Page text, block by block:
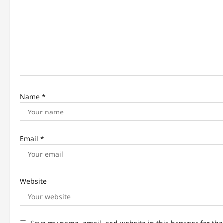
Name *
Email *
Website